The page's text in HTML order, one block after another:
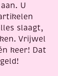
U
slaagt,
Vrijwel
keer! Dat